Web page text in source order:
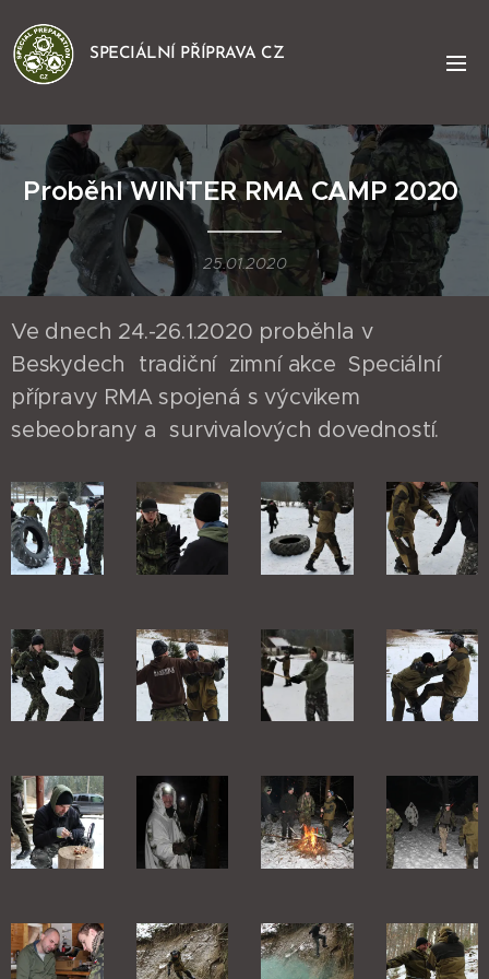
SPECIÁLNÍ PŘÍPRAVA CZ
Proběhl WINTER RMA CAMP 2020
25.01.2020
Ve dnech 24.-26.1.2020 proběhla v
Beskydech tradiční zimní akce Speciální
přípravy RMA spojená s výcvikem
sebeobrany a survivalových dovedností.